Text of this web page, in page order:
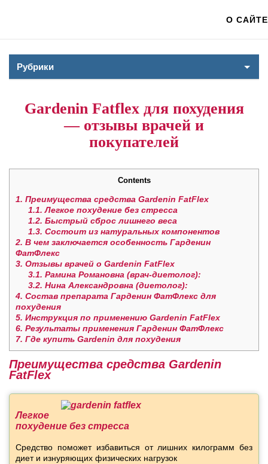
О САЙТЕ
Рубрики
Gardenin Fatflex для похудения
— отзывы врачей и
покупателей
Contents
1. Преимущества средства Gardenin FatFlex
1.1. Легкое похудение без стресса
1.2. Быстрый сброс лишнего веса
1.3. Состоит из натуральных компонентов
2. В чем заключается особенность Гарденин
ФатФлекс
3. Отзывы врачей о Gardenin FatFlex
3.1. Рамина Романовна (врач-диетолог):
3.2. Нина Александровна (диетолог):
4. Состав препарата Гарденин ФатФлекс для
похудения
5. Инструкция по применению Gardenin FatFlex
6. Результаты применения Гарденин ФатФлекс
7. Где купить Gardenin для похудения
Преимущества средства Gardenin
FatFlex
Легкое
похудение без стресса
Средство поможет избавиться от лишних килограмм без
диет и изнуряющих физических нагрузок